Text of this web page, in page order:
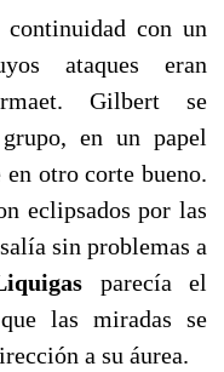
continuidad con un
ataques eran
Gilbert se
en un papel
en otro corte bueno.
eclipsados por las
sin problemas a
parecía el
las miradas se
a su áurea.